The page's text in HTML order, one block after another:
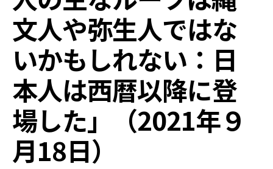
文人や弥生人ではな
いかもしれない：日
本人は西暦以降に登
場した」（2021年９
月18日）